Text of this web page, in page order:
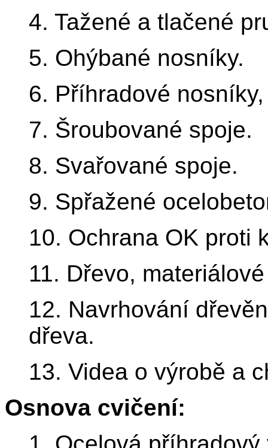
4. Tažené a tlačené
5. Ohýbané nosníky.
6. Příhradové
7. Šroubované spoje.
8. Svařované spoje.
9. Spřažené
10. Ochrana OK proti
11. Dřevo,
12. Navrhování
dřeva.
13. Videa o výrobě a
Osnova cvičení: